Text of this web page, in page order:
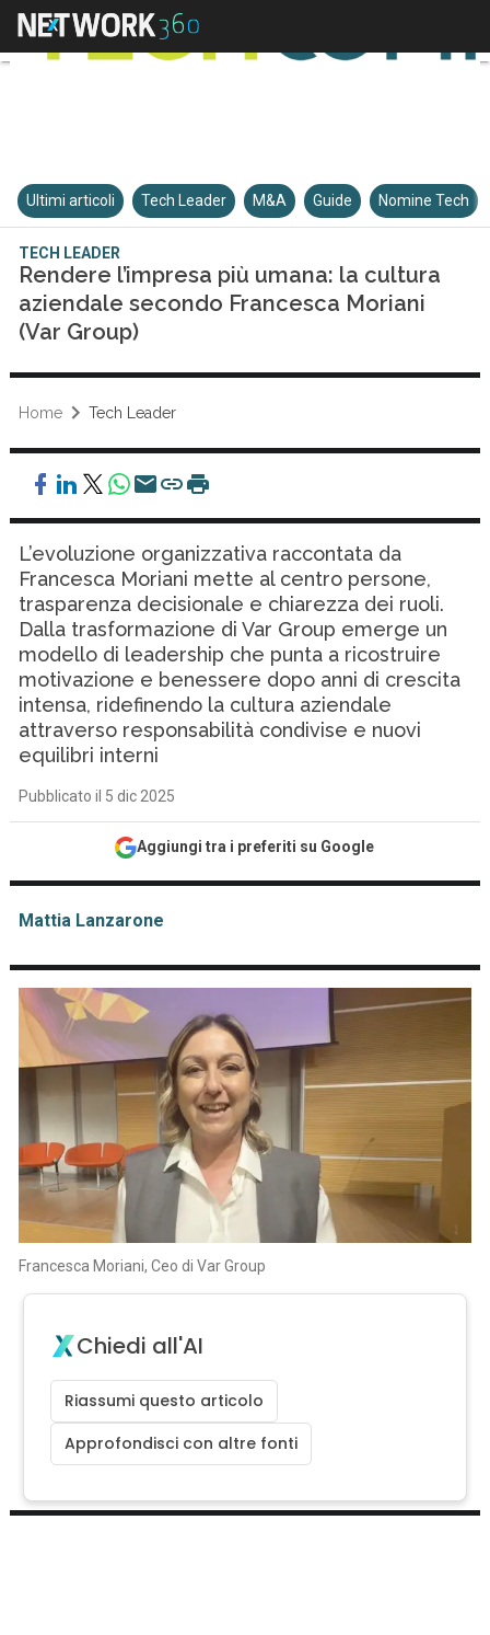
Ultimi articoli Tech Leader M&A Guide Nomine Tech
TECH LEADER
Rendere l’impresa più umana: la cultura
aziendale secondo Francesca Moriani
(Var Group)
Home Tech Leader
L’evoluzione organizzativa raccontata da
Francesca Moriani mette al centro persone,
trasparenza decisionale e chiarezza dei ruoli.
Dalla trasformazione di Var Group emerge un
modello di leadership che punta a ricostruire
motivazione e benessere dopo anni di crescita
intensa, ridefinendo la cultura aziendale
attraverso responsabilità condivise e nuovi
equilibri interni
Pubblicato il 5 dic 2025
Aggiungi tra i preferiti su Google
Mattia Lanzarone
Francesca Moriani, Ceo di Var Group
Chiedi all'AI
Riassumi questo articolo
Approfondisci con altre fonti